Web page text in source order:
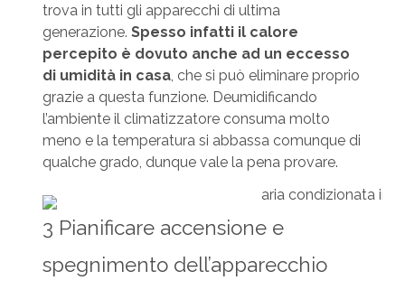
trova in tutti gli apparecchi di ultima
generazione. Spesso infatti il calore
percepito è dovuto anche ad un eccesso
di umidità in casa, che si può eliminare proprio
grazie a questa funzione. Deumidificando
l’ambiente il climatizzatore consuma molto
meno e la temperatura si abbassa comunque di
qualche grado, dunque vale la pena provare.
3 Pianificare accensione e
spegnimento dell’apparecchio